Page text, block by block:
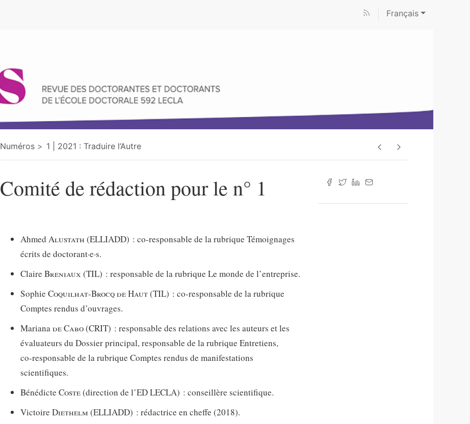
Français
Numéros 1 | 2021 : Traduire l’Autre
Comité de rédaction pour le n° 1
Ahmed Alustath (ELLIADD) : co-responsable de la rubrique Témoignages
écrits de doctorant·e·s.
Claire Breniaux (TIL) : responsable de la rubrique Le monde de l’entreprise.
Sophie Coquilhat‑Brocq de Haut(TIL) : co-responsable de la rubrique
Comptes rendus d’ouvrages.
Mariana de Cabo(CRIT) : responsable des relations avec les auteurs et les
évaluateurs du Dossier principal, responsable de la rubrique Entretiens,
co‑responsable de la rubrique Comptes rendus de manifestations
scientifiques.
Bénédicte Coste(direction de l’ED LECLA) : conseillère scientifique.
Victoire Diethelm (ELLIADD) : rédactrice en cheffe (2018).